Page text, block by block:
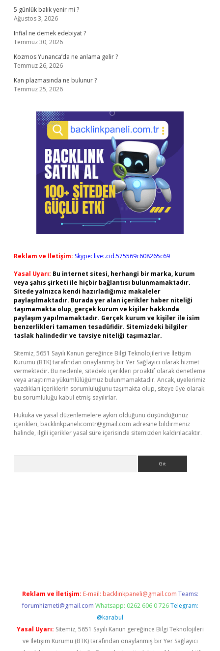
5 günlük balık yenir mi ?
Ağustos 3, 2026
Infial ne demek edebiyat ?
Temmuz 30, 2026
Kozmos Yunanca’da ne anlama gelir ?
Temmuz 26, 2026
Kan plazmasında ne bulunur ?
Temmuz 25, 2026
Reklam ve İletişim: Skype: live:.cid.575569c608265c69
Yasal Uyarı: Bu internet sitesi, herhangi bir marka, kurum
veya şahıs şirketi ile hiçbir bağlantısı bulunmamaktadır.
Sitede yalnızca kendi hazırladığımız makaleler
paylaşılmaktadır. Burada yer alan içerikler haber niteliği
taşımamakta olup, gerçek kurum ve kişiler hakkında
paylaşım yapılmamaktadır. Gerçek kurum ve kişiler ile isim
benzerlikleri tamamen tesadüfidir. Sitemizdeki bilgiler
taslak halindedir ve tavsiye niteliği taşımazlar.
Sitemiz, 5651 Sayılı Kanun gereğince Bilgi Teknolojileri ve İletişim
Kurumu (BTK) tarafından onaylanmış bir Yer Sağlayıcı olarak hizmet
vermektedir. Bu nedenle, sitedeki içerikleri proaktif olarak denetleme
veya araştırma yükümlülüğümüz bulunmamaktadır. Ancak, üyelerimiz
yazdıkları içeriklerin sorumluluğunu taşımakta olup, siteye üye olarak
bu sorumluluğu kabul etmiş sayılırlar.
Hukuka ve yasal düzenlemelere aykırı olduğunu düşündüğünüz
içerikleri, backlinkpanelicomtr@gmail.com adresine bildirmeniz
halinde, ilgili içerikler yasal süre içerisinde sitemizden kaldırılacaktır.
Reklam ve İletişim: E-mail: backlinkpaneli@gmail.com Teams:
forumhizmeti@gmail.com Whatsapp: 0262 606 0 726 Telegram:
@karabul
Yasal Uyarı: Sitemiz, 5651 Sayılı Kanun gereğince Bilgi Teknolojileri
ve İletişim Kurumu (BTK) tarafından onaylanmış bir Yer Sağlayıcı